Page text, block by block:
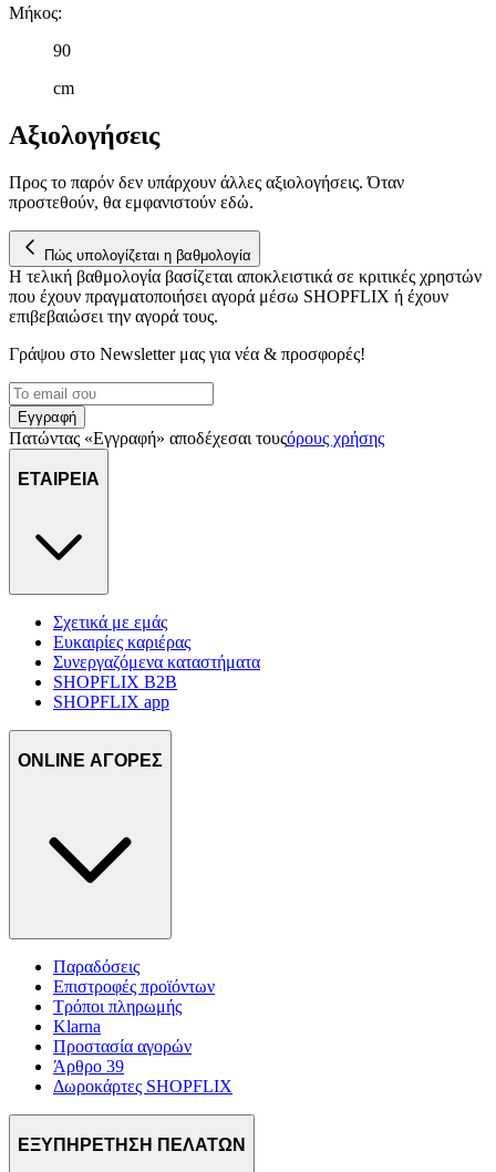
Μήκος:
90
cm
Αξιολογήσεις
Προς το παρόν δεν υπάρχουν άλλες αξιολογήσεις. Όταν
προστεθούν, θα εμφανιστούν εδώ.
Πώς υπολογίζεται η βαθμολογία
Η τελική βαθμολογία βασίζεται αποκλειστικά σε κριτικές χρηστών
που έχουν πραγματοποιήσει αγορά μέσω SHOPFLIX ή έχουν
επιβεβαιώσει την αγορά τους.
Γράψου στο Νewsletter μας για νέα & προσφορές!
Εγγραφή
Πατώντας «Εγγραφή» αποδέχεσαι τουςόρους χρήσης
ΕΤΑΙΡΕΙΑ
Σχετικά με εμάς
Ευκαιρίες καριέρας
Συνεργαζόμενα καταστήματα
SHOPFLIX B2B
SHOPFLIX app
ONLINE ΑΓΟΡΕΣ
Παραδόσεις
Επιστροφές προϊόντων
Τρόποι πληρωμής
Klarna
Προστασία αγορών
Άρθρο 39
Δωροκάρτες SHOPFLIX
ΕΞΥΠΗΡΕΤΗΣΗ ΠΕΛΑΤΩΝ